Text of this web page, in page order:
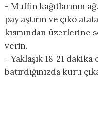
- Muffin kağıtlarının
paylaştırın ve
kısmından üzerlerine
verin.
- Yaklaşık 18-21
batırdığınızda kuru